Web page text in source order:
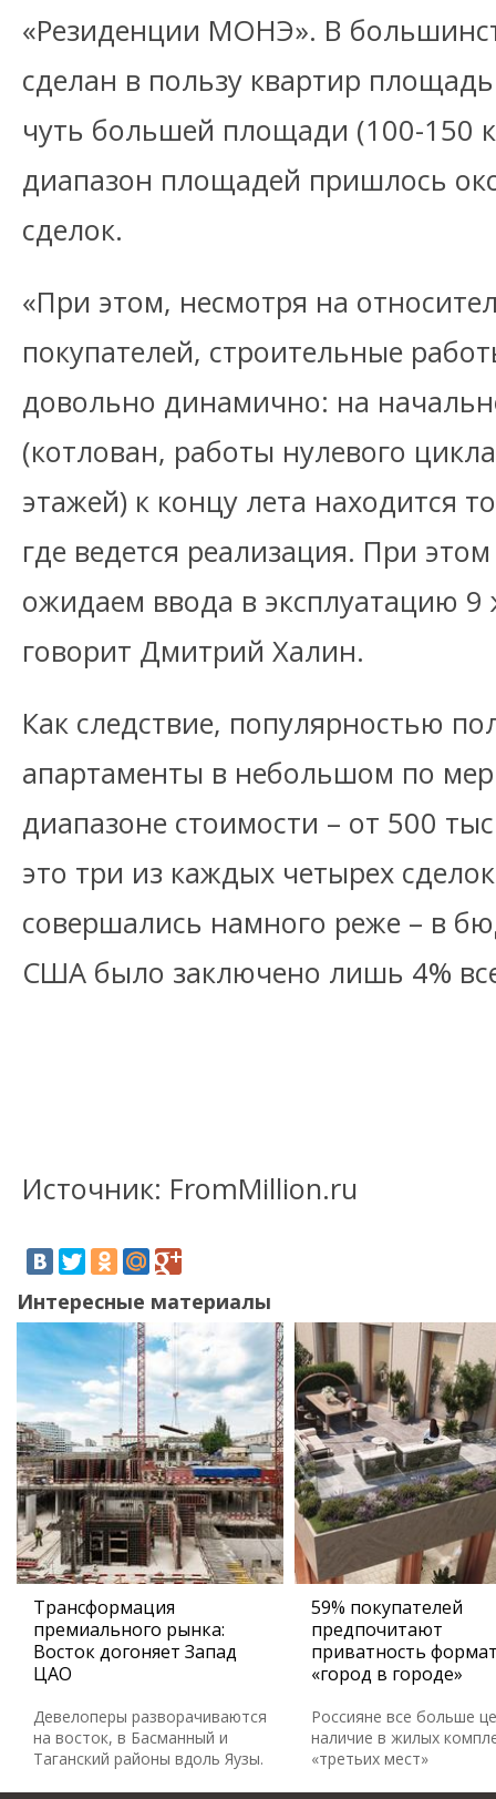
«Резиденции МОНЭ». В
сделан в пользу квартир
чуть большей площади (100-150
диапазон площадей пришлось
сделок.
«При этом, несмотря на
покупателей, строительные
довольно динамично: на
(котлован, работы нулевого
этажей) к концу лета находится
где ведется реализация. При
ожидаем ввода в эксплуатацию
говорит Дмитрий Халин.
Как следствие, популярностью
апартаменты в небольшом по
диапазоне стоимости – от 500
это три из каждых четырех
совершались намного реже – в
США было заключено лишь 4%
Источник: FromMillion.ru
Интересные материалы
Трансформация
премиального рынка:
Восток догоняет Запад
ЦАО
Девелоперы разворачиваются
на восток, в Басманный и
Таганский районы вдоль Яузы.
59% покупателей
предпочитают
приватность
«город в городе»
Россияне все больше
наличие в жилых
«третьих мест»